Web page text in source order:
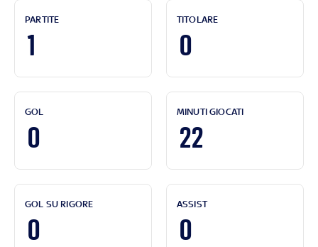
PARTITE
1
TITOLARE
0
GOL
0
MINUTI GIOCATI
22
GOL SU RIGORE
0
ASSIST
0